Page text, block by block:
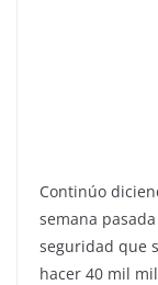
Continúo
semana
seguridad que
hacer 40 mil